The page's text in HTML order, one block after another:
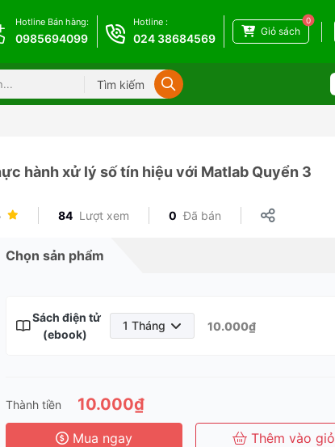
Hotline Bán hàng:
0985694099
Hotline :
024 38684569
0
Giỏ sách
Tìm kiếm
hành xử lý số tín hiệu với Matlab Quyển 3
84 Lượt xem 0 Đã bán
Chọn sản phẩm
Sách điện tử
(ebook)
1 Tháng
6 Tháng
3 Năm
10.000₫
Thành tiền 10.000₫
Mua ngay Thêm vào giỏ